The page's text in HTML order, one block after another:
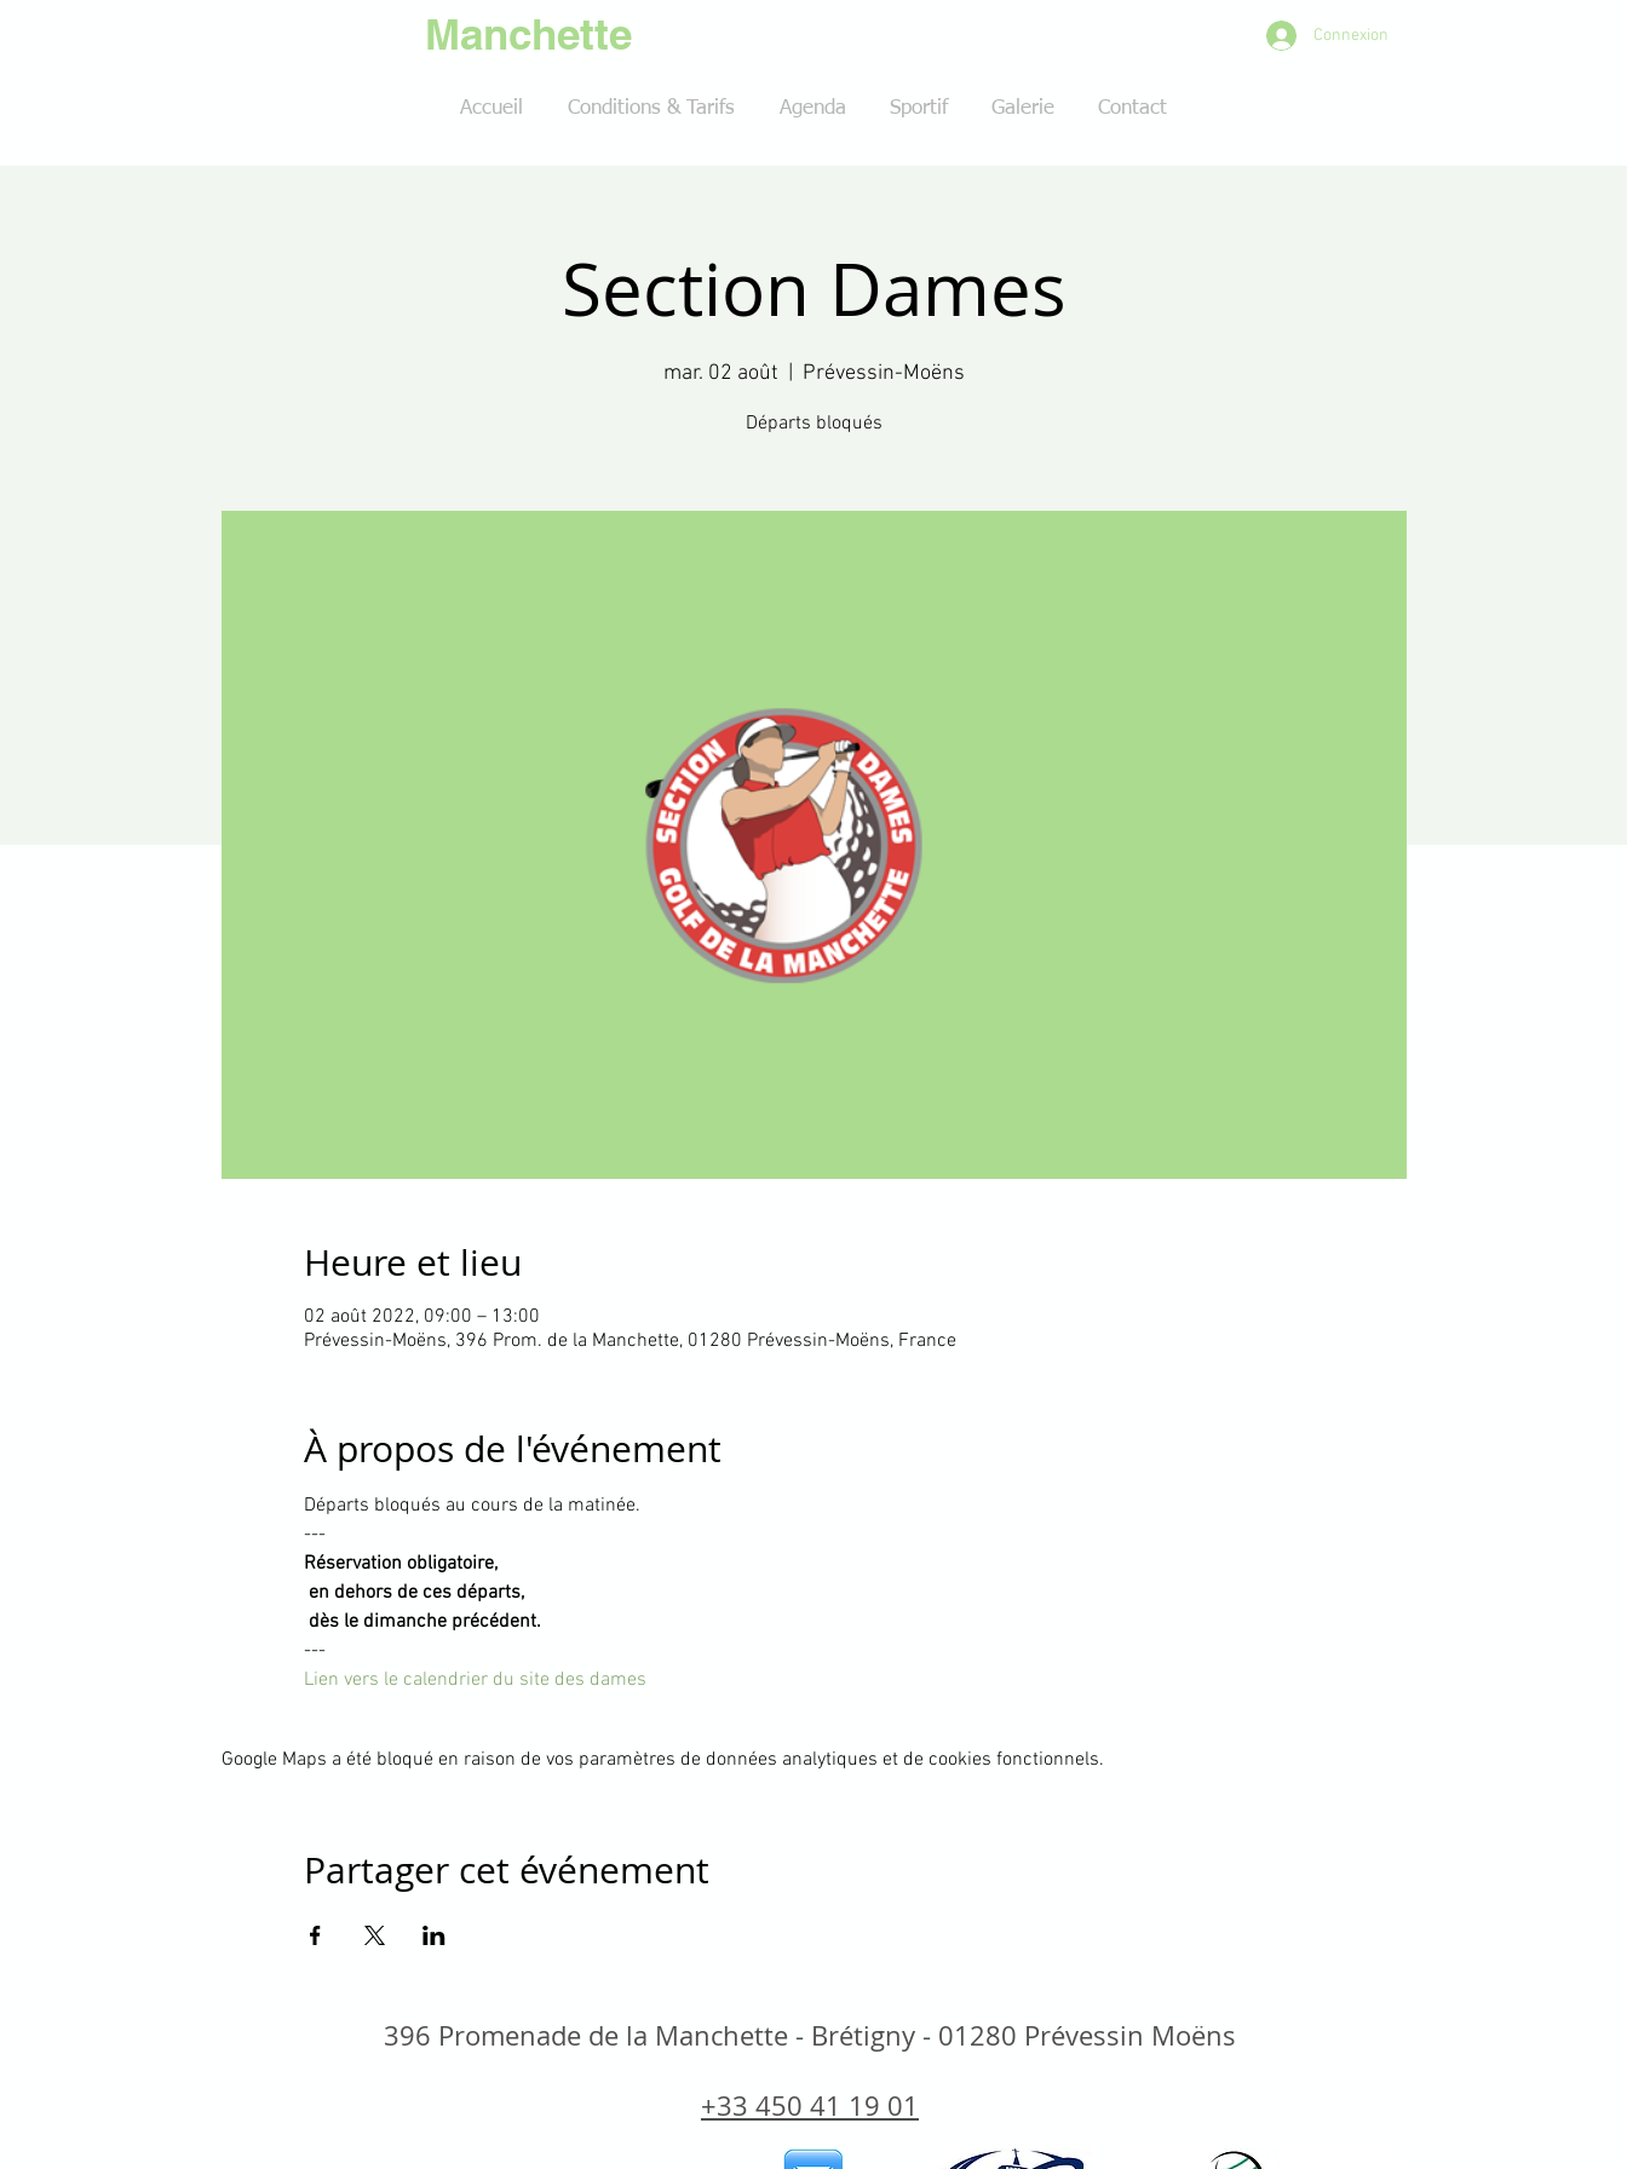
Manchette Connexion
Accueil Conditions & Tarifs Agenda Sportif Galerie Contact
Section Dames
mar. 02 août Prévessin-Moëns
Départs bloqués
Heure et lieu
02 août 2022, 09:00 – 13:00
Prévessin-Moëns, 396 Prom. de la Manchette, 01280 Prévessin-Moëns, France
À propos de l'événement
Départs bloqués au cours de la matinée.
---
Réservation obligatoire,
dès le dimanche précédent.
---
Lien vers le calendrier du site des dames
Google Maps a été bloqué en raison de vos paramètres de données analytiques et de cookies fonctionnels.
Partager cet événement
396 Promenade de la Manchette - Brétigny - 01280 Prévessin Moëns
+33 450 41 19 01